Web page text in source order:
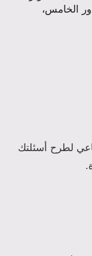
لطرح أسئلتك
الخامس،